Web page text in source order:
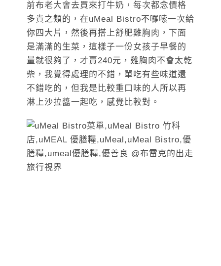
前布老大會去買來打牛奶，每次都念價格
多貴之類的，在uMeal Bistro不囉嗦一次給
你四大片，然後再搭上舒肥雞胸肉，下面
是滿滿的生菜，這樣子一份女孩子早餐的
量就很夠了，才賣240元，雞胸肉不會太乾
柴，我覺得處理的不錯，單吃有些味道還
不錯吃的，但我是比較重口味的人所以再
淋上沙拉醬一起吃，感覺比較對。